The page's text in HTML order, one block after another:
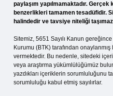
paylaşım yapılmamaktadır.
benzerlikleri tamamen tesadüfidir.
halindedir ve tavsiye niteliği
Sitemiz, 5651 Sayılı Kanun
Kurumu (BTK) tarafından
vermektedir. Bu nedenle, sitedeki
veya araştırma yükümlülüğümüz
yazdıkları içeriklerin sorumluluğunu
sorumluluğu kabul etmiş sayılırlar.